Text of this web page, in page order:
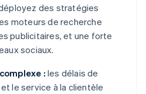
des stratégies
moteurs de recherche
publicitaires, et une forte
sociaux.
:les délais de
le service à la clientèle